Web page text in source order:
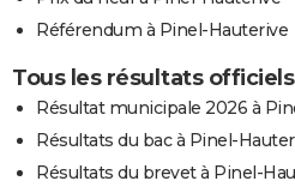
Référendum à Pinel-Hauterive
Tous les résultats
Résultat municipale 2026 à
Résultats du bac à Pinel-
Résultats du brevet à Pinel-